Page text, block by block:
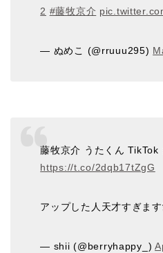
2 #藤牧京介
— ぬめこ (@rruuu295)
藤牧京介 うたくん TikTok
https://t.co/2dqb17tZgG
アップした人天才すぎま
— shii (@berryhappy_)